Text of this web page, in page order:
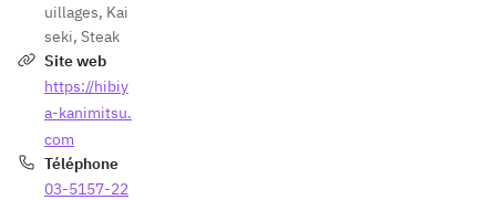
uillages, Kai
seki, Steak
Site web
https://hibiy
a-kanimitsu.
com
Téléphone
03-5157-22